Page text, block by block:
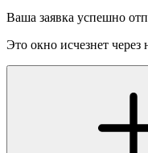
Ваша заявка успешно
Это окно исчезнет через